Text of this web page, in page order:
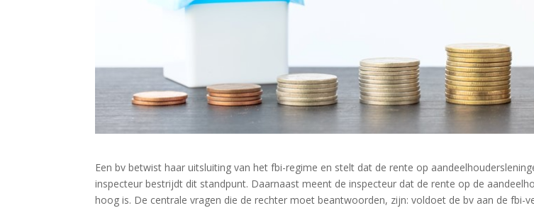
Een bv betwist haar uitsluiting van het fbi-regime en stelt dat de rente op
inspecteur bestrijdt dit standpunt. Daarnaast meent de inspecteur dat de rente op de
hoog is. De centrale vragen die de rechter moet beantwoorden, zijn: voldoet de bv aan de fbi-